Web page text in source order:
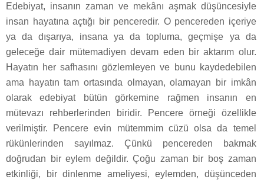
Edebiyat, insanın zaman ve mekânı aşmak düşüncesiyle
insan hayatına açtığı bir penceredir. O pencereden içeriye
ya da dışarıya, insana ya da topluma, geçmişe ya da
geleceğe dair mütemadiyen devam eden bir aktarım olur.
Hayatın her safhasını gözlemleyen ve bunu kaydedebilen
ama hayatın tam ortasında olmayan, olamayan bir imkân
olarak edebiyat bütün görkemine rağmen insanın en
mütevazı rehberlerinden biridir. Pencere örneği özellikle
verilmiştir. Pencere evin mütemmim cüzü olsa da temel
rükünlerinden sayılmaz. Çünkü pencereden bakmak
doğrudan bir eylem değildir. Çoğu zaman bir boş zaman
etkinliği, bir dinlenme ameliyesi, eylemden, düşünceden